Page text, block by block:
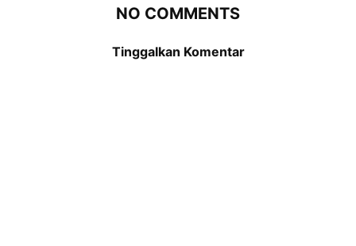
NO COMMENTS
Tinggalkan Komentar